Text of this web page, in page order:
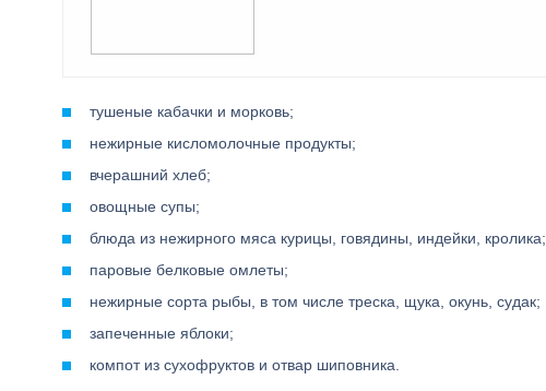
тушеные кабачки и морковь;
нежирные кисломолочные продукты;
вчерашний хлеб;
овощные супы;
блюда из нежирного мяса курицы, говядины, индейки, кролика;
паровые белковые омлеты;
нежирные сорта рыбы, в том числе треска, щука, окунь, судак;
запеченные яблоки;
компот из сухофруктов и отвар шиповника.